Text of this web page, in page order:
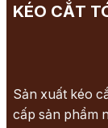
KÉO CẮT
Sản xuất kéo
cấp sản phẩm